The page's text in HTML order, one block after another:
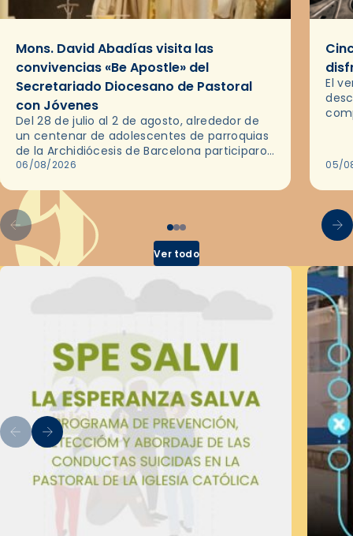
Mons. David Abadías visita las
convivencias «Be Apostle» del
Secretariado Diocesano de Pastoral
con Jóvenes
Del 28 de julio al 2 de agosto, alrededor de
un centenar de adolescentes de parroquias
de la Archidiócesis de Barcelona participaron
en las convivencias Be Apostle, organizadas
06/08/2026
El
05/
Ver todo